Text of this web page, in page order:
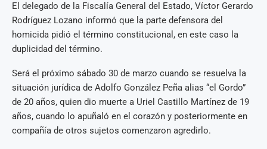
El delegado de la Fiscalía General del Estado, Víctor Gerardo
Rodríguez Lozano informó que la parte defensora del
homicida pidió el término constitucional, en este caso la
duplicidad del término.
Será el próximo sábado 30 de marzo cuando se resuelva la
situación jurídica de Adolfo González Peña alias “el Gordo”
de 20 años, quien dio muerte a Uriel Castillo Martínez de 19
años, cuando lo apuñaló en el corazón y posteriormente en
compañía de otros sujetos comenzaron agredirlo.